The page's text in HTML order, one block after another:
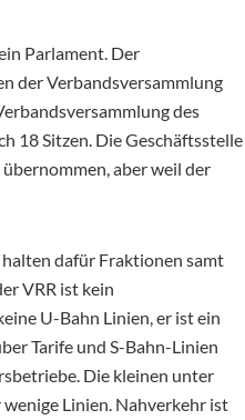
Parlament. Der
der Verbandsversammlung
des
18 Sitzen. Die Geschäftsstelle
aber weil der
halten dafür Fraktionen samt
VRR ist kein
U-Bahn Linien, er ist ein
Tarife und S-Bahn-Linien
Die kleinen unter
Linien. Nahverkehr ist